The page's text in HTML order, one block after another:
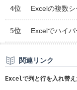
4位 Excelの複数
5位 Excelでハイ
関連リンク
Excelで列と行を入れ替